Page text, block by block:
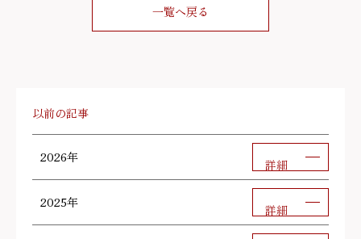
一覧へ戻る
以前の記事
2026年 詳細
2025年 詳細